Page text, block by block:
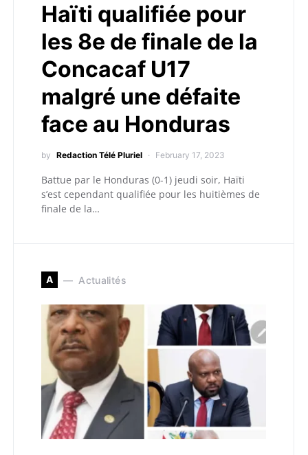
Haïti qualifiée pour
les 8e de finale de la
Concacaf U17
malgré une défaite
face au Honduras
by Redaction Télé Pluriel February 17, 2023
Battue par le Honduras (0-1) jeudi soir, Haïti
s’est cependant qualifiée pour les huitièmes de
finale de la…
A Actualités